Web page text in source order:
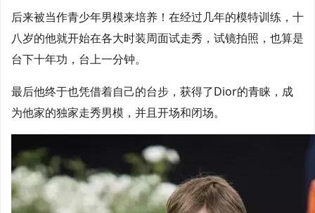
后来被当作青少年男模来培养！在经过几年的模特训练，十
八岁的他就开始在各大时装周面试走秀，试镜拍照，也算是
台下十年功，台上一分钟。
最后他终于也凭借着自己的台步，获得了Dior的青睐，成
为他家的独家走秀男模，并且开场和闭场。